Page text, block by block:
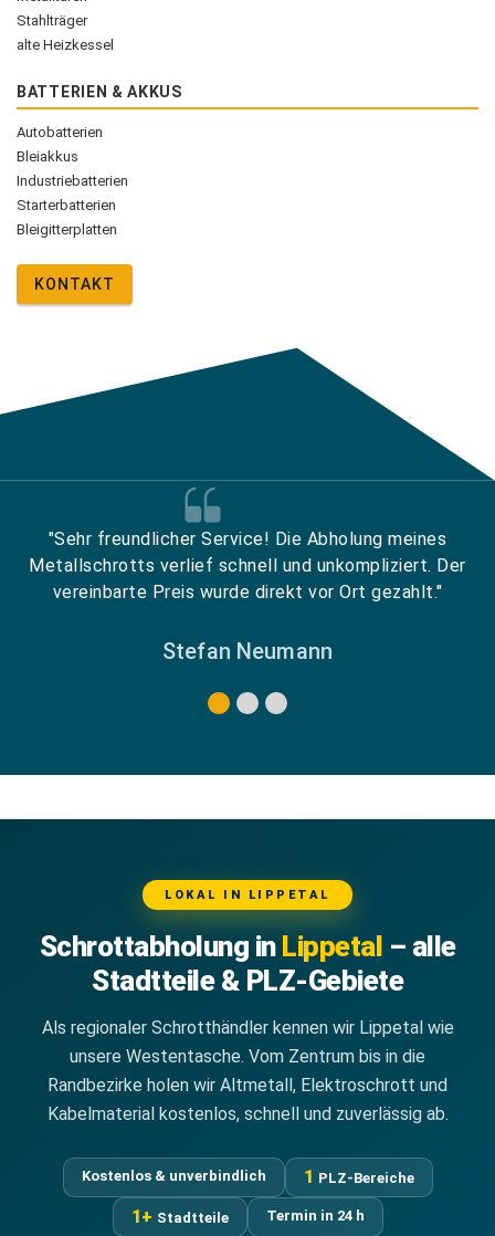
Stahlträger
alte Heizkessel
BATTERIEN & AKKUS
Autobatterien
Bleiakkus
Industriebatterien
Starterbatterien
Bleigitterplatten
KONTAKT
"Sehr freundlicher Service! Die Abholung meines
Metallschrotts verlief schnell und unkompliziert. Der
vereinbarte Preis wurde direkt vor Ort gezahlt."
Stefan Neumann
LOKAL IN LIPPETAL
Schrottabholung in Lippetal – alle
Stadtteile & PLZ-Gebiete
Als regionaler Schrotthändler kennen wir Lippetal wie
unsere Westentasche. Vom Zentrum bis in die
Randbezirke holen wir Altmetall, Elektroschrott und
Kabelmaterial kostenlos, schnell und zuverlässig ab.
Kostenlos & unverbindlich 1 PLZ-Bereiche
1+ Stadtteile Termin in 24 h